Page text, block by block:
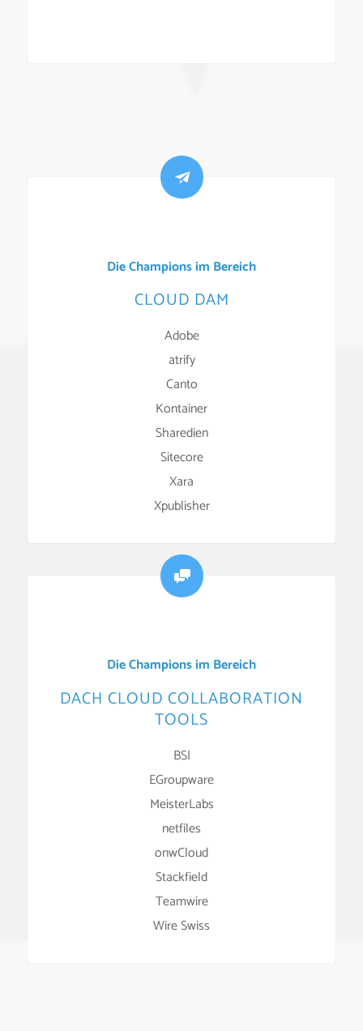
Die Champions im Bereich
CLOUD DAM
Adobe
atrify
Canto
Kontainer
Sharedien
Sitecore
Xara
Xpublisher
Die Champions im Bereich
DACH CLOUD COLLABORATION
TOOLS
BSI
EGroupware
MeisterLabs
netfiles
onwCloud
Stackfield
Teamwire
Wire Swiss